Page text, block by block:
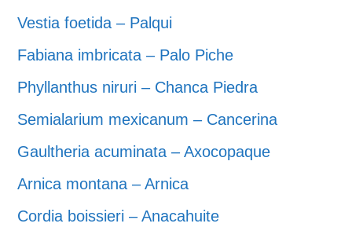
Vestia foetida – Palqui
Fabiana imbricata – Palo Piche
Phyllanthus niruri – Chanca Piedra
Semialarium mexicanum – Cancerina
Gaultheria acuminata – Axocopaque
Arnica montana – Arnica
Cordia boissieri – Anacahuite